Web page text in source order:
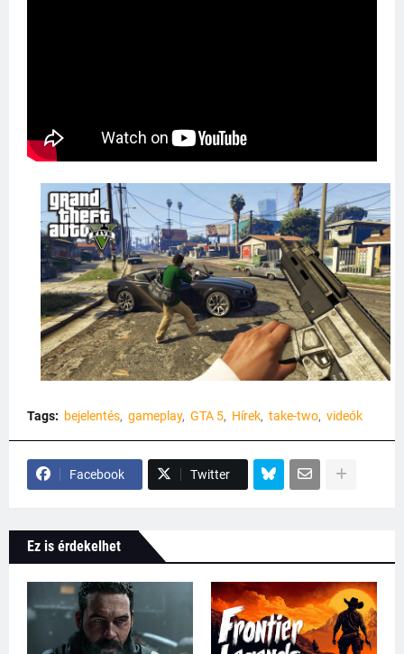
Tags: bejelentés gameplay GTA 5 Hírek take-two videók
Facebook Twitter
Ez is érdekelhet